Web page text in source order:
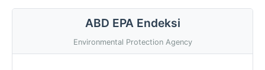
ABD EPA Endeksi
Environmental Protection Agency